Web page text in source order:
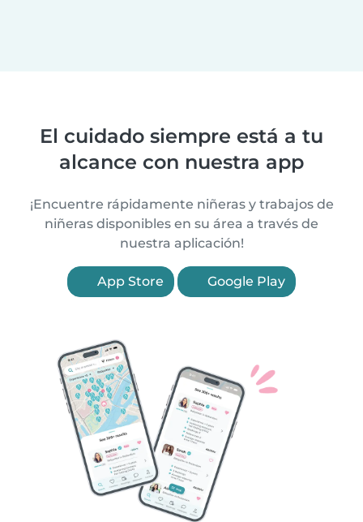
El cuidado siempre está a tu
alcance con nuestra app
¡Encuentre rápidamente niñeras y trabajos de
niñeras disponibles en su área a través de
nuestra aplicación!
App Store Google Play